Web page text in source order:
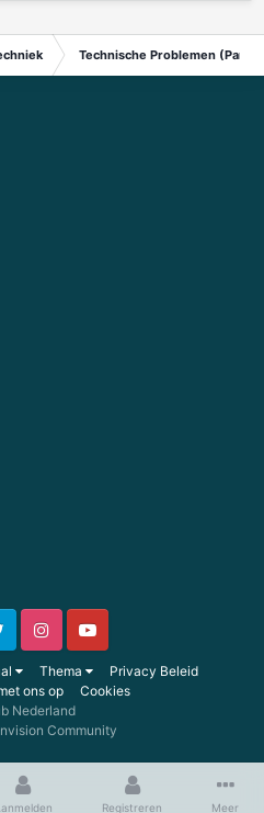
Technische Problemen
Thema
Privacy Beleid
ons op
Cookies
Nederland
Community
Registreren Meer